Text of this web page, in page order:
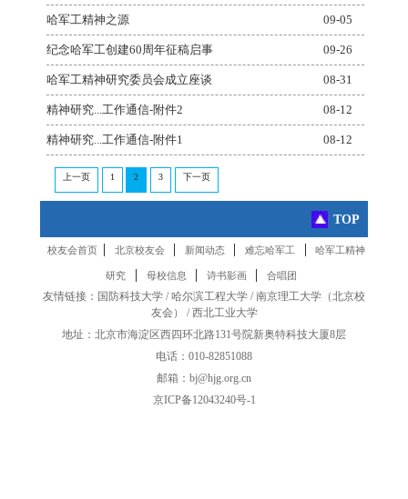
哈军工精神之源 09-05
纪念哈军工创建60周年征稿启事 09-26
哈军工精神研究委员会成立座谈 08-31
精神研究...工作通信-附件2 08-12
精神研究...工作通信-附件1 08-12
上一页 1 2 3 下一页
TOP
校友会首页 | 北京校友会 | 新闻动态 | 难忘哈军工 | 哈军工精神
研究 | 母校信息 | 诗书影画 | 合唱团
友情链接： 国防科技大学 /哈尔滨工程大学 /南京理工大学 （北京校
友会） /西北工业大学
地址：北京市海淀区西四环北路131号院新奥特科技大厦8层
电话：010-82851088
邮箱：bj@hjg.org.cn
京ICP备12043240号-1